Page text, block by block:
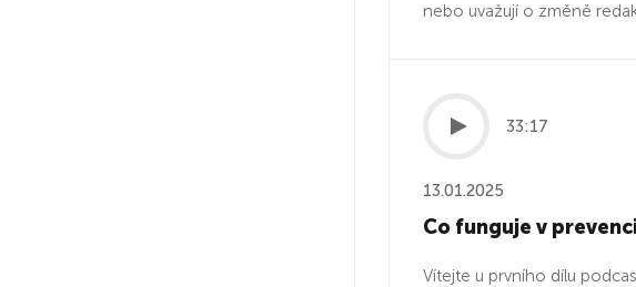
nebo uvažují o změně
33:17
13.01.2025
Co funguje v
Vítejte u prvního dílu